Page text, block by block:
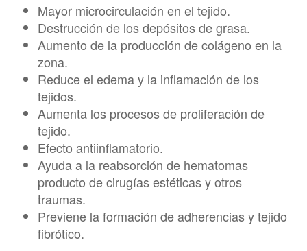
Mayor microcirculación en el tejido.
Destrucción de los depósitos de grasa.
Aumento de la producción de colágeno en la
zona.
Reduce el edema y la inflamación de los
tejidos.
Aumenta los procesos de proliferación de
tejido.
Efecto antiinflamatorio.
Ayuda a la reabsorción de hematomas
producto de cirugías estéticas y otros
traumas.
Previene la formación de adherencias y tejido
fibrótico.